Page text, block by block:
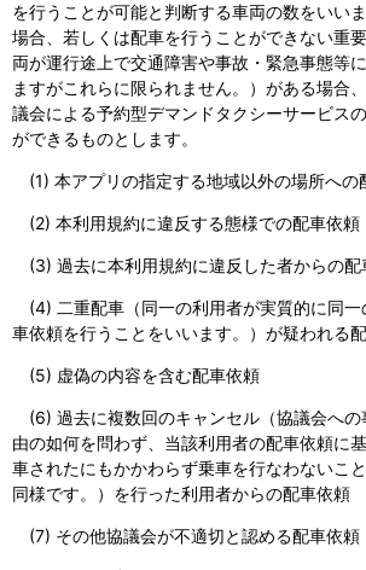
を行うことが可能と判断する車両の数をいい
場合、若しくは配車を行うことができない重
両が運行途上で交通障害や事故・緊急事態等
ますがこれらに限られません。）がある場合
議会による予約型デマンドタクシーサービス
ができるものとします。
(1) 本アプリの指定する地域以外の場所への
(2) 本利用規約に違反する態様での配車依頼
(3) 過去に本利用規約に違反した者からの配
(4) 二重配車（同一の利用者が実質的に同一
車依頼を行うことをいいます。）が疑われる
(5) 虚偽の内容を含む配車依頼
(6) 過去に複数回のキャンセル（協議会への
由の如何を問わず、当該利用者の配車依頼に
車されたにもかかわらず乗車を行なわないこ
同様です。）を行った利用者からの配車依頼
(7) その他協議会が不適切と認める配車依頼